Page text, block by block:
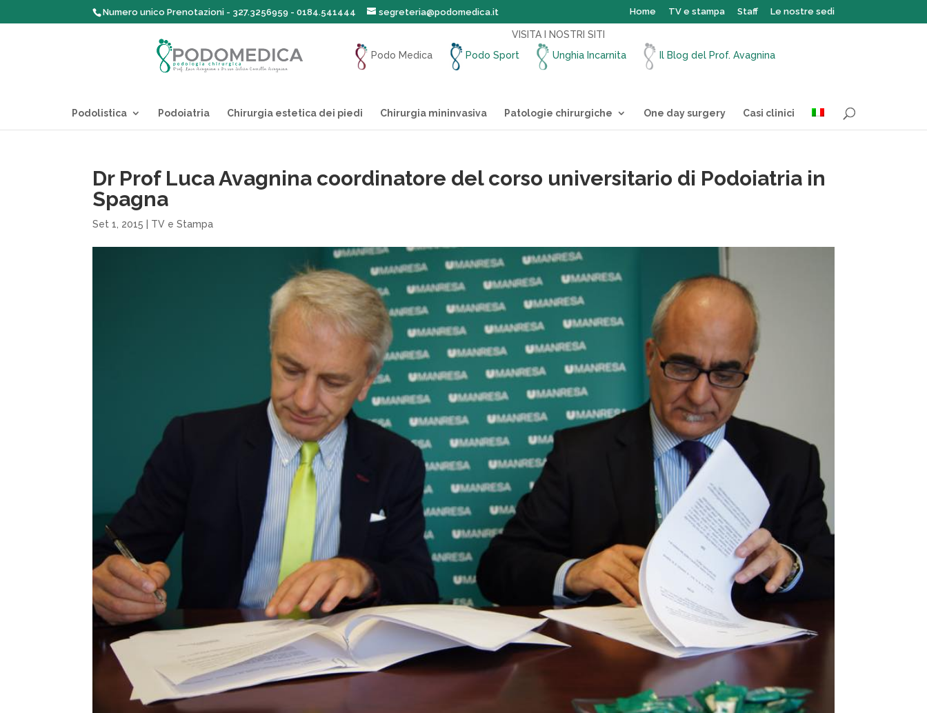
Numero unico Prenotazioni - 327.3256959 - 0184.541444 segreteria@podomedica.it Home TV e stampa Staff Le nostre sedi
VISITA I NOSTRI SITI
Podo Medica
Podo Sport Unghia Incarnita Il Blog del Prof. Avagnina
Podolistica Podoiatria Chirurgia estetica dei piedi Chirurgia mininvasiva Patologie chirurgiche One day surgery Casi clinici
Dr Prof Luca Avagnina coordinatore del corso universitario di Podoiatria in
Spagna
Set 1, 2015 TV e Stampa